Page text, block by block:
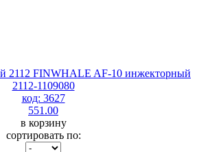
2112 FINWHALE AF-10 инжекторный
2112-1109080
код: 3627
551.00
в корзину
сортировать по: